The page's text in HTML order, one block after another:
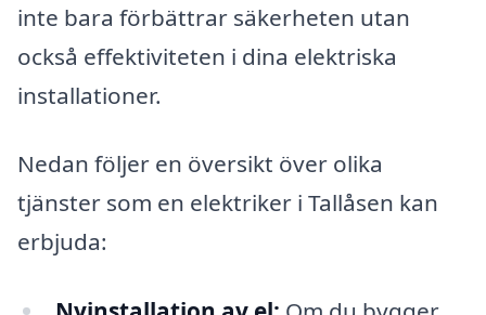
inte bara förbättrar säkerheten utan
också effektiviteten i dina elektriska
installationer.
Nedan följer en översikt över olika
tjänster som en elektriker i Tallåsen kan
erbjuda: